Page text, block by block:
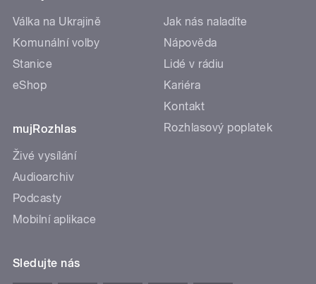
Válka na Ukrajině
Komunální volby
Stanice
eShop
mujRozhlas
Živé vysílání
Audioarchiv
Podcasty
Mobilní aplikace
Jak nás naladíte
Nápověda
Lidé v rádiu
Kariéra
Kontakt
Rozhlasový poplatek
Sledujte nás